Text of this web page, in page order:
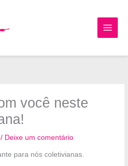
você neste
/ Deixe um comentário
para nós coletivianas.